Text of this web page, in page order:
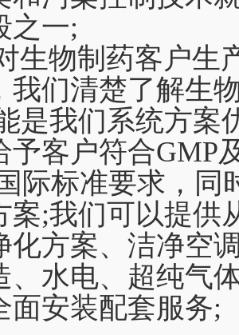
之一;
物制药客户生
我们清楚了解生
是我们系统方案
客户符合GMP
际标准要求，
案;我们可以提
化方案、洁净空
、水电、超纯气
面安装配套服务;